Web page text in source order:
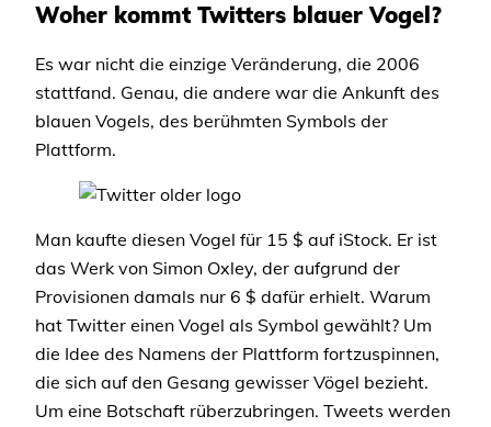
Woher kommt Twitters blauer Vogel?
Es war nicht die einzige Veränderung, die 2006
stattfand. Genau, die andere war die Ankunft des
blauen Vogels, des berühmten Symbols der
Plattform.
Man kaufte diesen Vogel für 15 $ auf iStock. Er ist
das Werk von Simon Oxley, der aufgrund der
Provisionen damals nur 6 $ dafür erhielt. Warum
hat Twitter einen Vogel als Symbol gewählt? Um
die Idee des Namens der Plattform fortzuspinnen,
die sich auf den Gesang gewisser Vögel bezieht.
Um eine Botschaft rüberzubringen. Tweets werden